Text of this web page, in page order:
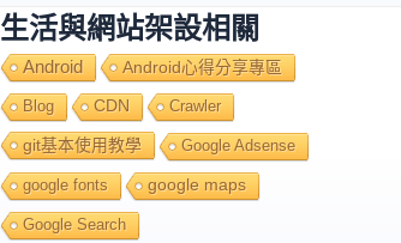
生活與網站架設相關
Android Android心得分享專區
Blog CDN Crawler
git基本使用教學 Google Adsense
google fonts google maps
Google Search